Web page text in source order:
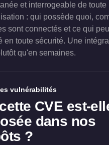
et interrogeable de toute
: qui possède quoi,
sont connectés et ce qui
en toute sécurité. Une
qu'en semaines.
vulnérabilités
CVE est-
dans nos
?